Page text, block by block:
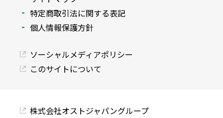
特定商取引法に関する表記
個人情報保護方針
ソーシャルメディアポリシー
このサイトについて
株式会社オストジャパングループ